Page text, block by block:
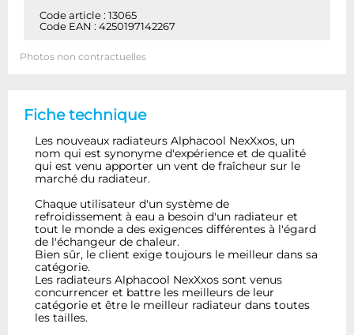
Code article : 13065
Code EAN : 4250197142267
Photos non contractuelles
Fiche technique
Les nouveaux radiateurs Alphacool NexXxos, un
nom qui est synonyme d'expérience et de qualité
qui est venu apporter un vent de fraîcheur sur le
marché du radiateur.
Chaque utilisateur d'un système de
refroidissement à eau a besoin d'un radiateur et
tout le monde a des exigences différentes à l'égard
de l'échangeur de chaleur.
Bien sûr, le client exige toujours le meilleur dans sa
catégorie.
Les radiateurs Alphacool NexXxos sont venus
concurrencer et battre les meilleurs de leur
catégorie et être le meilleur radiateur dans toutes
les tailles.